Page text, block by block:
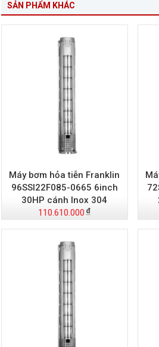
SẢN PHẨM KHÁC
Máy bơm hỏa tiễn Franklin
96SSI22F085-0665 6inch
30HP cánh Inox 304
110.610.000